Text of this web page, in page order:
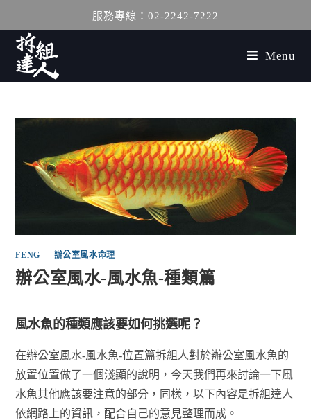
服務專線：02-2242-7222
Menu
FENG — 辦公室風水命理
辦公室風水-風水魚-種類篇
風水魚的種類應該要如何挑選呢？
在辦公室風水-風水魚-位置篇拆組人對於辦公室風水魚的
放置位置做了一個淺顯的說明，今天我們再來討論一下風
水魚其他應該要注意的部分，同樣，以下內容是拆組達人
依網路上的資訊，配合自己的意見整理而成。